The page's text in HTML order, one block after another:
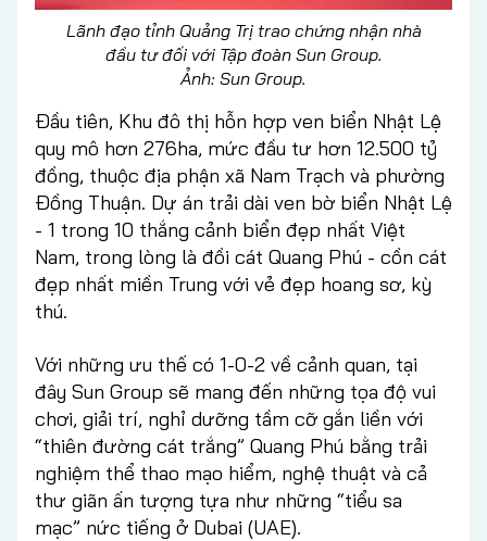
Lãnh đạo tỉnh Quảng Trị trao chứng nhận nhà
đầu tư đối với Tập đoàn Sun Group.
Ảnh: Sun Group.
Đầu tiên, Khu đô thị hỗn hợp ven biển Nhật Lệ
quy mô hơn 276ha, mức đầu tư hơn 12.500 tỷ
đồng, thuộc địa phận xã Nam Trạch và phường
Đồng Thuận. Dự án trải dài ven bờ biển Nhật Lệ
- 1 trong 10 thắng cảnh biển đẹp nhất Việt
Nam, trong lòng là đồi cát Quang Phú - cồn cát
đẹp nhất miền Trung với vẻ đẹp hoang sơ, kỳ
thú.
Với những ưu thế có 1-0-2 về cảnh quan, tại
đây Sun Group sẽ mang đến những tọa độ vui
chơi, giải trí, nghỉ dưỡng tầm cỡ gắn liền với
“thiên đường cát trắng” Quang Phú bằng trải
nghiệm thể thao mạo hiểm, nghệ thuật và cả
thư giãn ấn tượng tựa như những “tiểu sa
mạc” nức tiếng ở Dubai (UAE).